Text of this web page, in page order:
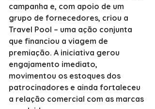
campanha e, com apoio de um
grupo de fornecedores, criou a
Travel Pool – uma ação conjunta
que financiou a viagem de
premiação. A iniciativa gerou
engajamento imediato,
movimentou os estoques dos
patrocinadores e ainda fortaleceu
a relação comercial com as marcas